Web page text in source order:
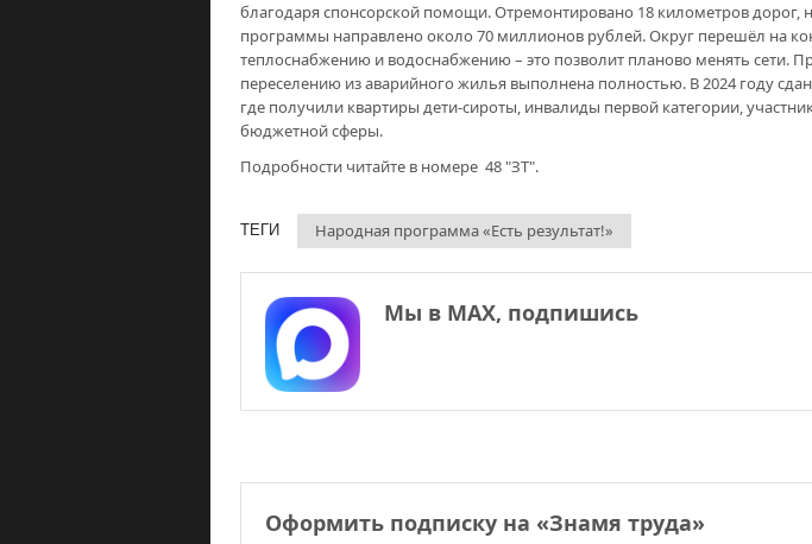
благодаря спонсорской помощи. Отремонтировано 18 километров дорог,
программы направлено около 70 миллионов рублей. Округ перешёл на
теплоснабжению и водоснабжению – это позволит планово менять сети.
переселению из аварийного жилья выполнена полностью. В 2024 году
где получили квартиры дети-сироты, инвалиды первой категории,
бюджетной сферы.
Подробности читайте в номере 48 "ЗТ".
ТЕГИ Народная программа «Есть результат!»
Мы в МАХ, подпишись
Оформить подписку на «Знамя труда»